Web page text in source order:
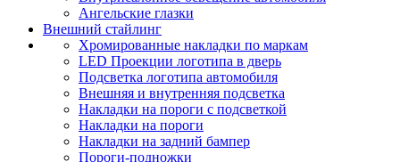
Ангельские глазки
Внешний стайлинг
Хромированные накладки по маркам
LED Проекции логотипа в дверь
Подсветка логотипа автомобиля
Внешняя и внутренняя подсветка
Накладки на пороги с подсветкой
Накладки на пороги
Накладки на задний бампер
Пороги-подножки